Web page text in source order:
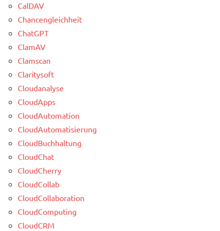
CalDAV
Chancengleichheit
ChatGPT
ClamAV
Clamscan
Claritysoft
Cloudanalyse
CloudApps
CloudAutomation
CloudAutomatisierung
CloudBuchhaltung
CloudChat
CloudCherry
CloudCollab
CloudCollaboration
CloudComputing
CloudCRM